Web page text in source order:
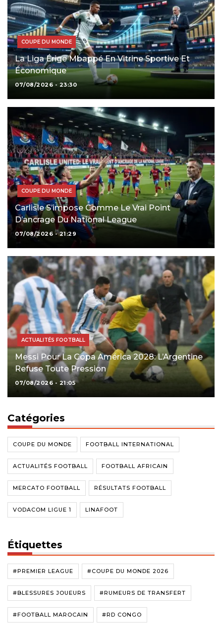
COUPE DU MONDE
La Liga Érige Mbappé En Vitrine Sportive Et
Économique
07/08/2026 - 23:30
COUPE DU MONDE
Carlisle S’impose Comme Le Vrai Point
D’ancrage Du National League
07/08/2026 - 21:29
ACTUALITÉS FOOTBALL
Messi Pour La Copa América 2028: L’Argentine
Refuse Toute Pression
07/08/2026 - 21:05
Catégories
COUPE DU MONDE FOOTBALL INTERNATIONAL
ACTUALITÉS FOOTBALL FOOTBALL AFRICAIN
MERCATO FOOTBALL RÉSULTATS FOOTBALL
VODACOM LIGUE 1 LINAFOOT
Étiquettes
#PREMIER LEAGUE #COUPE DU MONDE 2026
#BLESSURES JOUEURS #RUMEURS DE TRANSFERT
#FOOTBALL MAROCAIN #RD CONGO